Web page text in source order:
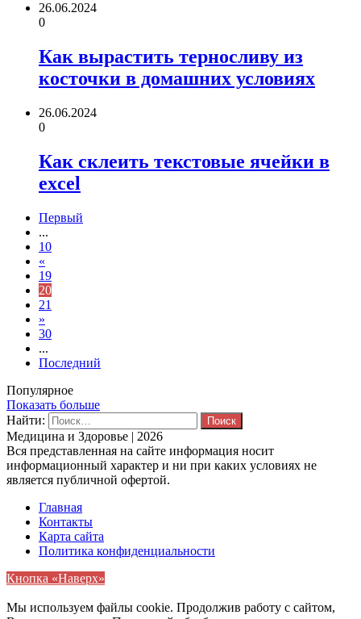
26.06.2024
0
Как вырастить терносливу из
косточки в домашних условиях
26.06.2024
0
Как склеить текстовые ячейки в
excel
Первый
...
10
«
19
20
21
»
30
...
Последний
Популярное
Показать больше
Найти:
Медицина и Здоровье | 2026
Вся представленная на сайте информация носит
информационный характер и ни при каких условиях не
является публичной офертой.
Главная
Контакты
Карта сайта
Политика конфиденциальности
Кнопка «Наверх»
Мы используем файлы cookie. Продолжив работу с сайтом,